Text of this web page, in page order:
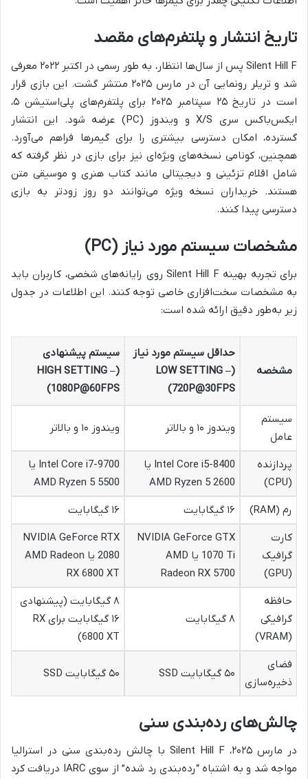
تاریخ انتشار و پلتفرم‌های مقصد
Silent Hill F پس از سال‌ها انتظار، به طور رسمی در اکتبر ۲۰۲۲ معرفی
شد و تریلر رونمایی آن در مارس ۲۰۲۵ منتشر گشت. این بازی قرار
است در تاریخ ۲۵ سپتامبر ۲۰۲۵ برای پلتفرم‌های پلی‌استیشن ۵،
ایکس‌باکس سری X/S و ویندوز (PC) عرضه شود. این انتشار
گسترده، امکان دسترسی بیشتری را برای گیمرها فراهم می‌آورد.
همچنین، کونامی نسخه‌های ویژه‌ای نیز برای بازی در نظر گرفته که
شامل اقلام تزئینی و دیجیتالی مانند کتاب هنری و موسیقی متن
هستند. خریداران نسخه ویژه می‌توانند دو روز زودتر به بازی
دسترسی پیدا کنند.
مشخصات سیستم مورد نیاز (PC)
برای تجربه بهینه Silent Hill F روی رایانه‌های شخصی، کاربران باید
به مشخصات سخت‌افزاری خاصی توجه کنند. این اطلاعات در جدول
زیر به‌طور دقیق ارائه شده است:
مشخصه
حداقل سیستم مورد نیاز
(LOW SETTING –
720P@30FPS)
سیستم پیشنهادی
(HIGH SETTING –
1080P@60FPS)
سیستم
عامل
ویندوز ۱۰ و بالاتر ویندوز ۱۰ و بالاتر
پردازنده
(CPU)
Intel Core i5-8400 یا
AMD Ryzen 5 2600
Intel Core i7-9700 یا
AMD Ryzen 5 5500
رم (RAM)
۱۶ گیگابایت
۱۶ گیگابایت
کارت
گرافیک
(GPU)
NVIDIA GeForce GTX
1070 Ti یا AMD
Radeon RX 5700
NVIDIA GeForce RTX
2080 یا AMD Radeon
RX 6800 XT
حافظه
گرافیکی
(VRAM)
۸ گیگابایت
۸ گیگابایت (پیشنهادی
۱۶ گیگابایت برای RX
6800 XT)
فضای
ذخیره‌سازی
۵۰ گیگابایت SSD ۵۰ گیگابایت SSD
چالش‌های رده‌بندی سنی
در مارس ۲۰۲۵، Silent Hill F با چالش رده‌بندی سنی در استرالیا
مواجه شد و به اشتباه “رده‌بندی رد شده” از سوی IARC دریافت کرد